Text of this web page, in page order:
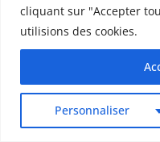
cliquant sur "Accepter
utilisions des cookies.
Personnaliser
e-cigarettes
Écoanxiété
Écologie